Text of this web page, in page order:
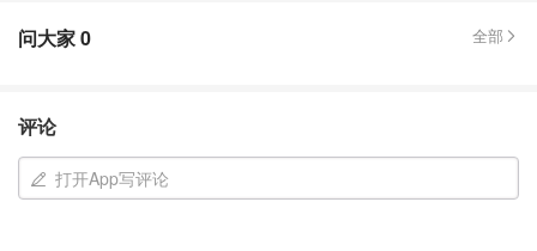
问大家0 全部
评论
打开App写评论